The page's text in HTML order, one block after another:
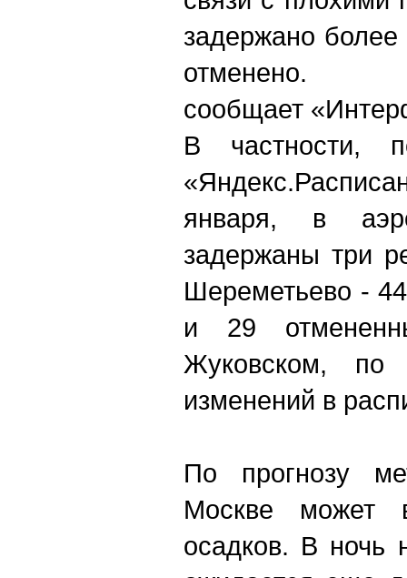
задержано
сообщает
В частности,
января, в
задержаны три
Шереметьево -
и 29
Жуковском, по
изменений в
По прогнозу
Москве
осадков. В ночь